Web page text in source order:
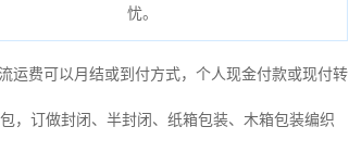
忧。
费可以月结或到付方式，个人现金付款或现付转
做封闭、半封闭、纸箱包装、木箱包装编织